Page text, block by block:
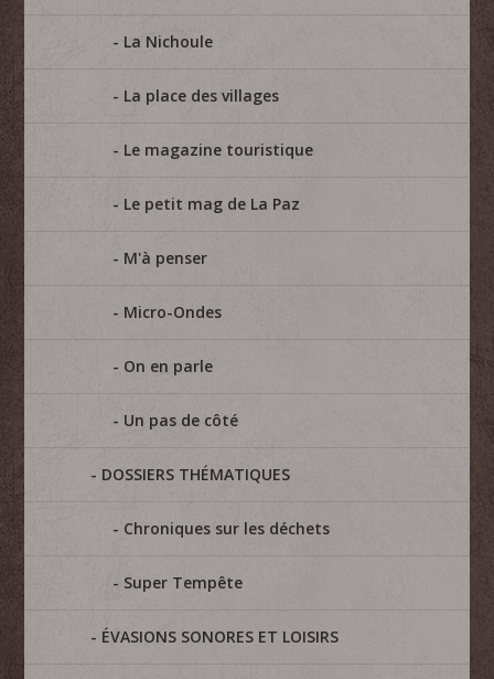
La Nichoule
La place des villages
Le magazine touristique
Le petit mag de La Paz
M'à penser
Micro-Ondes
On en parle
Un pas de côté
DOSSIERS THÉMATIQUES
Chroniques sur les déchets
Super Tempête
ÉVASIONS SONORES ET LOISIRS